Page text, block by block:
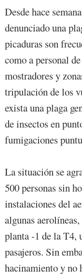
Desde hace
denunciado una
picaduras son
como a personal
mostradores y
tripulación de los
exista una plaga
de insectos en
fumigaciones
La situación se
500 personas sin
instalaciones del
algunas
planta -1 de la T4,
pasajeros. Sin
hacinamiento y no